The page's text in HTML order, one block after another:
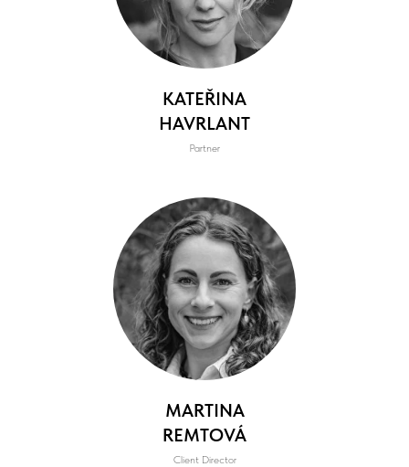
KATEŘINA
HAVRLANT
Partner
MARTINA
REMTOVÁ
Client Director